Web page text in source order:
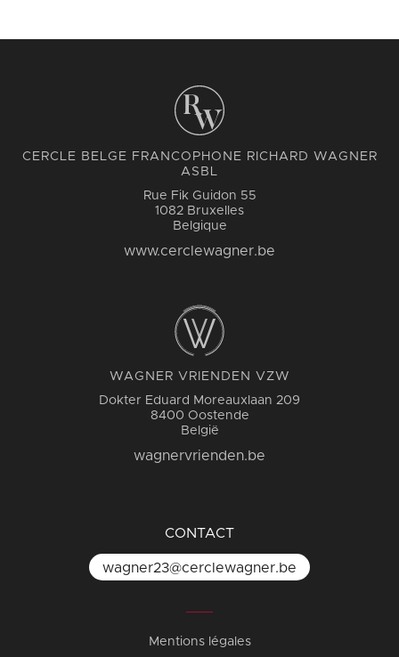
CERCLE BELGE FRANCOPHONE RICHARD WAGNER
ASBL
Rue Fik Guidon 55
1082 Bruxelles
Belgique
www.cerclewagner.be
WAGNER VRIENDEN VZW
Dokter Eduard Moreauxlaan 209
8400 Oostende
België
wagnervrienden.be
CONTACT
wagner23@cerclewagner.be
Mentions légales